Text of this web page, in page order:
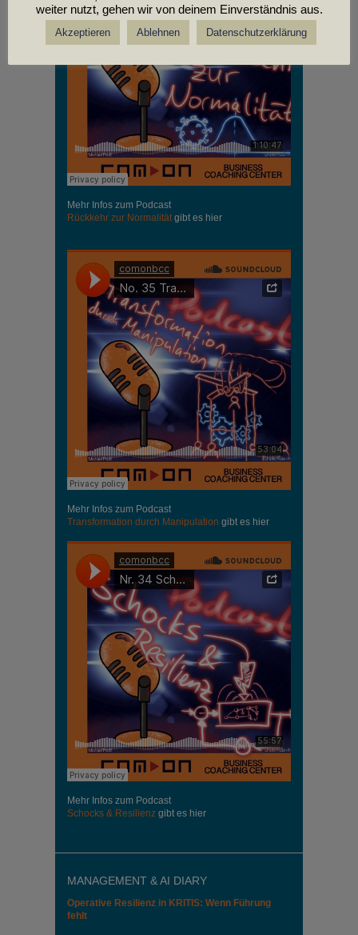
Mehr Infos zum Podcast
Rückkehr zur Normalitätgibt es hier
Mehr Infos zum Podcast
Transformation durch Manipulation gibt es hier
Mehr Infos zum Podcast
Schocks & Resilienz gibt es hier
MANAGEMENT & AI DIARY
Operative Resilienz in KRITIS: Wenn Führung
fehlt
weiter nutzt, gehen wir von deinem Einverständnis aus.
Akzeptieren Ablehnen Datenschutzerklärung